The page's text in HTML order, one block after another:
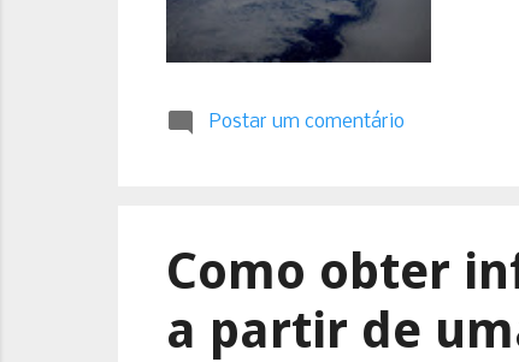
Postar um comentário
Como obter
a partir de